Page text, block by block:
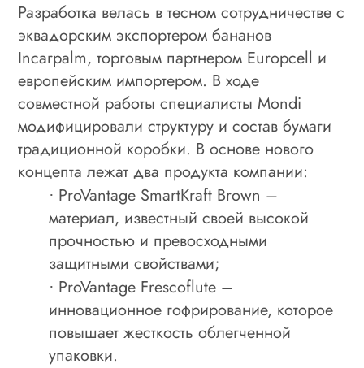
Разработка велась в тесном сотрудничестве с
эквадорским экспортером бананов
Incarpalm, торговым партнером Europcell и
европейским импортером. В ходе
совместной работы специалисты Mondi
модифицировали структуру и состав бумаги
традиционной коробки. В основе нового
концепта лежат два продукта компании:
· ProVantage SmartKraft Brown –
материал, известный своей высокой
прочностью и превосходными
защитными свойствами;
· ProVantage Frescoflute –
инновационное гофрирование, которое
повышает жесткость облегченной
упаковки.